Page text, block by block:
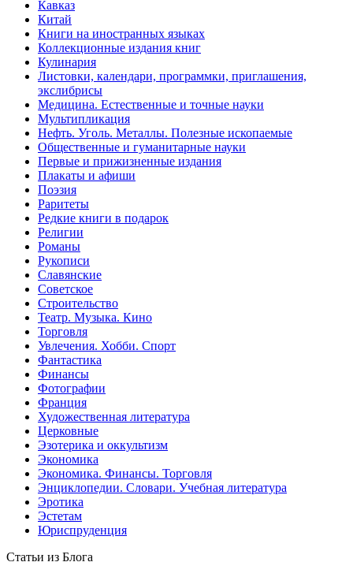
Кавказ
Китай
Книги на иностранных языках
Коллекционные издания книг
Кулинария
Листовки, календари, программки, приглашения,
экслибрисы
Медицина. Естественные и точные науки
Мультипликация
Нефть. Уголь. Металлы. Полезные ископаемые
Общественные и гуманитарные науки
Первые и прижизненные издания
Плакаты и афиши
Поэзия
Раритеты
Редкие книги в подарок
Религии
Романы
Рукописи
Славянские
Советское
Строительство
Театр. Музыка. Кино
Торговля
Увлечения. Хобби. Спорт
Фантастика
Финансы
Фотографии
Франция
Художественная литература
Церковные
Эзотерика и оккультизм
Экономика
Экономика. Финансы. Торговля
Энциклопедии. Словари. Учебная литература
Эротика
Эстетам
Юриспруденция
Статьи из Блога